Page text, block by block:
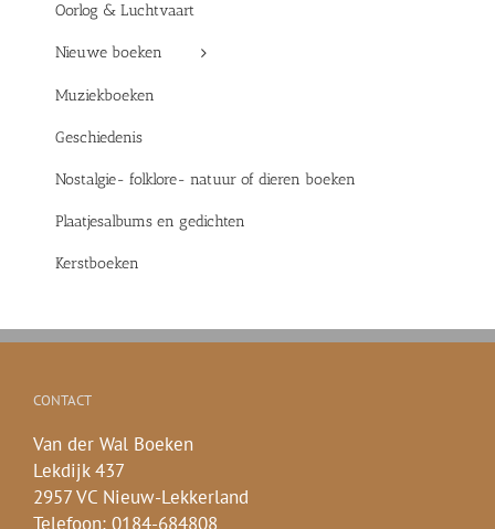
Oorlog & Luchtvaart
Nieuwe boeken
Muziekboeken
Geschiedenis
Nostalgie- folklore- natuur of dieren boeken
Plaatjesalbums en gedichten
Kerstboeken
CONTACT
Van der Wal Boeken
Lekdijk 437
2957 VC Nieuw-Lekkerland
Telefoon: 0184-684808